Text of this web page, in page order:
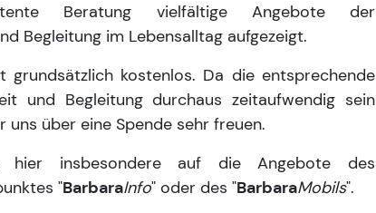
Beratung vielfältige Angebote der
Begleitung im Lebensalltag aufgezeigt.
grundsätzlich kostenlos. Da die entsprechende
und Begleitung durchaus zeitaufwendig sein
uns über eine Spende sehr freuen.
hier insbesondere auf die Angebote des
"BarbaraInfo" oder des "BarbaraMobils".